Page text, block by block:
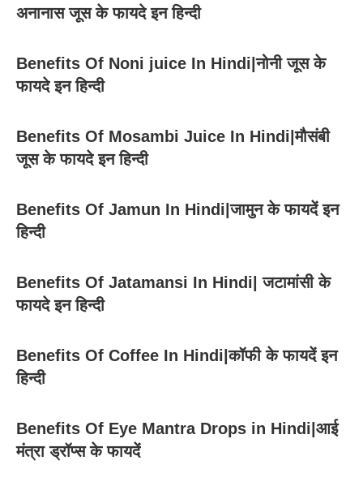
अनानास जूस के फायदे इन हिन्दी
Benefits Of Noni juice In Hindi|नोनी जूस के
फायदे इन हिन्दी
Benefits Of Mosambi Juice In Hindi|मौसंबी
जूस के फायदे इन हिन्दी
Benefits Of Jamun In Hindi|जामुन के फायदें इन
हिन्दी
Benefits Of Jatamansi In Hindi| जटामांसी के
फायदे इन हिन्दी
Benefits Of Coffee In Hindi|कॉफी के फायदें इन
हिन्दी
Benefits Of Eye Mantra Drops in Hindi|आई
मंत्रा ड्रॉप्स के फायदें